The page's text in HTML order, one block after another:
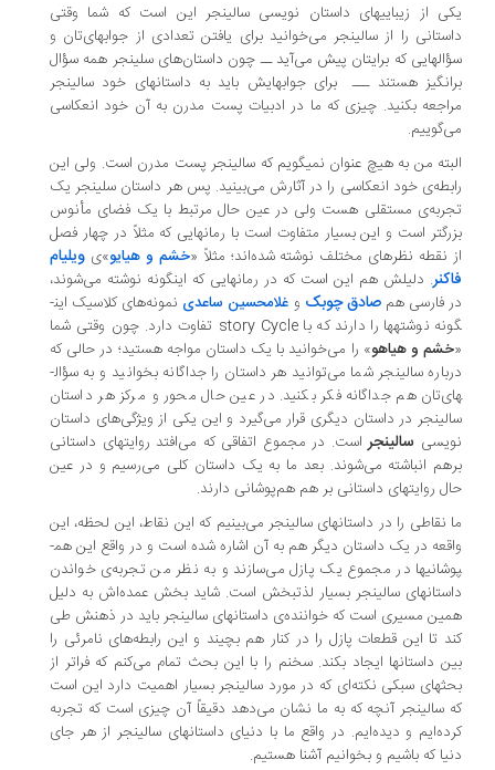
از زیبایی­های داستان نویسی سالینجر این است که شما وقتی
را از سالینجر می‌خوانید برای یافتن تعدادی از جواب­های‌تان و
که برایتان پیش می‌آید ــ چون داستان‌های سلینجر همه سؤال
هستند ـــ برای جواب­هایش باید به داستان­های خود سالینجر
بکنید. چیزی که ما در ادبیات پست مدرن به آن خود انعکاسی
من به هیچ عنوان نمی­گویم که سالینجر پست مدرن است. ولی این
خود انعکاسی را در آثارش می‌بینید. پس هر داستان سلینجر یک
مستقلی هست ولی در عین حال مرتبط با یک فضای مأنوس
است و این بسیار متفاوت است با رمان­هایی که مثلاً در چهار فصل
نقطه نظرهای مختلف نوشته شده‌اند؛ مثلاً «خشم و هیایو»یویلیام
. دلیلش هم این است که در رمان­هایی که این­گونه نوشته می‌شوند،
فارسی همصادق چوبکوغلامحسین ساعدی نمونه‌های کلاسیک این­
نوشته­ها را دارند که باstory Cycle تفاوت دارد. چون وقتی شما
و هیاهو» را می‌خوانید با یک داستان مواجه هستید؛ در حالی که
سالینجر شما می‌توانید هر داستان را جداگانه بخوانید و به سؤال­
هم جداگانه فکر بکنید. در عین حال محور و مرکز هر داستان
در داستان دیگری قرار می‌گیرد و این یکی از ویژگی‌های داستان
سالینجراست. در مجموع اتفاقی که می‌افتد روایت­های داستانی
انباشته می‌شوند.بعد ما به یک داستان کلی می‌رسیم و در عین
روایت­های داستانی بر هم هم‌پوشانی دارند.
نقاطی را در داستان­های سالینجر می‌بینیم که این نقاط، این لحظه، این
واقعه در یک داستان دیگر هم به آن اشاره شده است و در واقع این هم­
در مجموع یک پازل می‌سازند و به نظر من تجربه­‌ی خواندن
سالینجر بسیار لذت­بخش است. شاید بخش عمده‌­اش به دلیل
مسیری است که خواننده­‌ی داستان­های سالینجر باید در ذهنش طی
تا این قطعات پازل را در کنار هم بچیند و این رابطه‌های نامرئی را
داستان­ها ایجاد بکند.سخنم را با این بحث تمام می‌کنم که فراتر از
سبکی نکته­‌ای که در مورد سالینجر بسیار اهمیت دارد این است
سالینجر آنچه که به ما نشان می‌دهد دقیقاً آن چیزی است که تجربه
و دیده­‌ایم. در واقع ما با دنیای داستان­های سالینجر از هر جای
که باشیم و بخوانیم آشنا هستیم.